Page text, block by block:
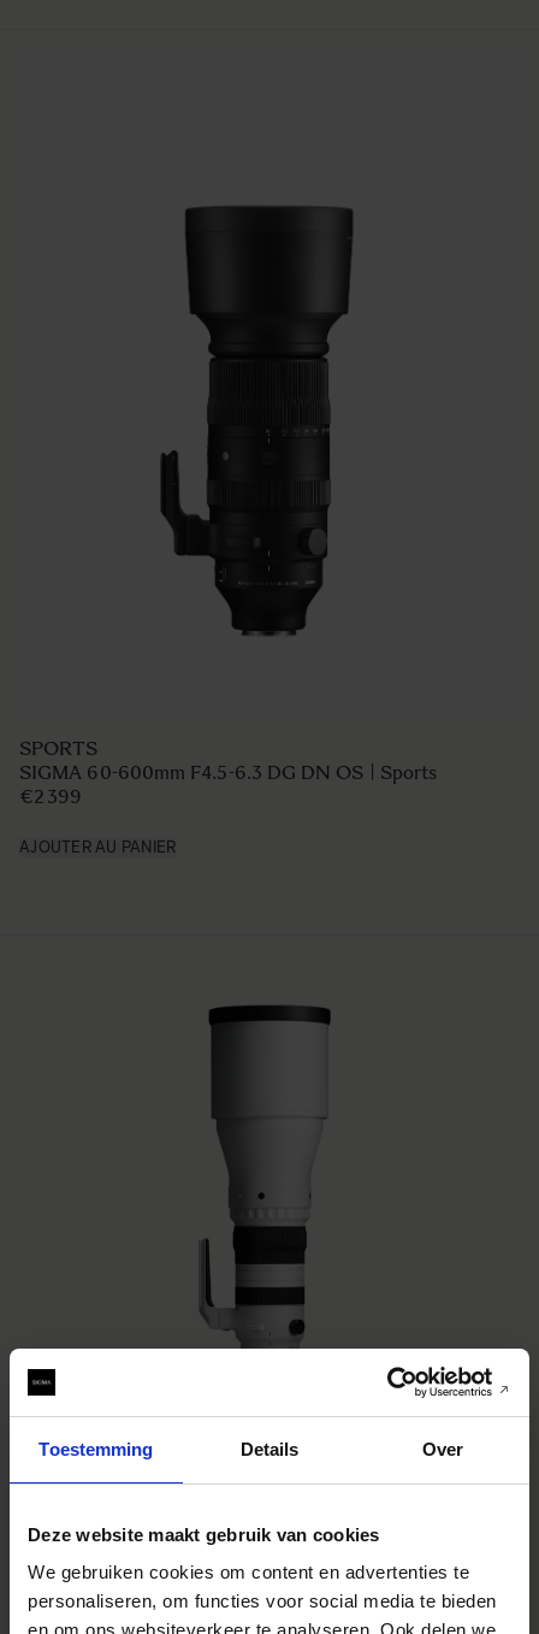
Toestemming Details Over
Deze website maakt gebruik van cookies
We gebruiken cookies om content en advertenties te
personaliseren, om functies voor social media te bieden
en om ons websiteverkeer te analyseren. Ook delen we
SPORTS
SIGMA 60-600mm F4.5-6.3 DG DN OS | Sports
€2 399
AJOUTER AU PANIER
SPORTS
€6 999
AJOUTER AU PANIER